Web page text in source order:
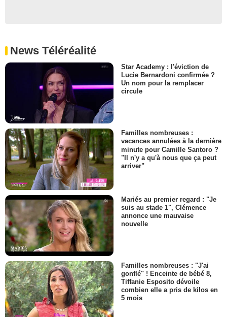
News Téléréalité
Star Academy : l'éviction de
Lucie Bernardoni confirmée ?
Un nom pour la remplacer
circule
Familles nombreuses :
vacances annulées à la dernière
minute pour Camille Santoro ?
"Il n'y a qu'à nous que ça peut
arriver"
Mariés au premier regard : "Je
suis au stade 1", Clémence
annonce une mauvaise
nouvelle
Familles nombreuses : "J'ai
gonflé" ! Enceinte de bébé 8,
Tiffanie Esposito dévoile
combien elle a pris de kilos en
5 mois